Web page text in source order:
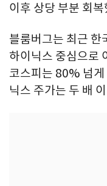
이후 상당 부분 회복
블룸버그는 최근 한
하이닉스 중심으로
코스피는 80% 넘게
닉스 주가는 두 배